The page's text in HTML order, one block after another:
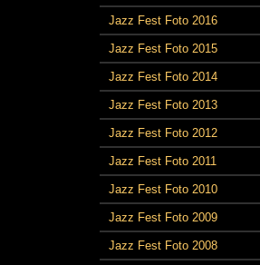
Jazz Fest Foto 2016
Jazz Fest Foto 2015
Jazz Fest Foto 2014
Jazz Fest Foto 2013
Jazz Fest Foto 2012
Jazz Fest Foto 2011
Jazz Fest Foto 2010
Jazz Fest Foto 2009
Jazz Fest Foto 2008